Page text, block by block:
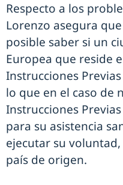
Respecto a los
Lorenzo asegura
posible saber si un
Europea que reside
Instrucciones
lo que en el caso de
Instrucciones
para su asistencia
ejecutar su
país de origen.